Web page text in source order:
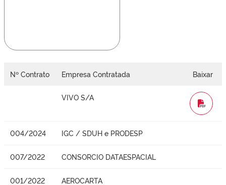
Nº Contrato Empresa Contratada Baixar
VIVO S/A
WORD
004/2024 IGC / SDUH e PRODESP
007/2022 CONSORCIO DATAESPACIAL
001/2022 AEROCARTA